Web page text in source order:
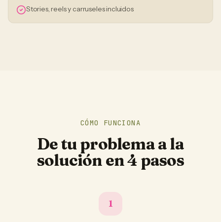
Stories, reels y carruseles incluidos
CÓMO FUNCIONA
De tu problema a la
solución en 4 pasos
1